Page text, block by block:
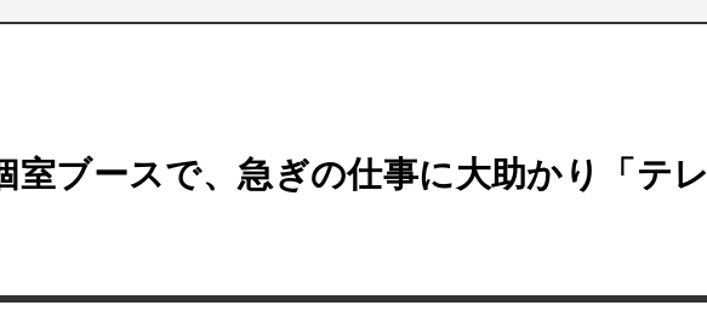
室ブースで、急ぎの仕事に大助かり「テレ